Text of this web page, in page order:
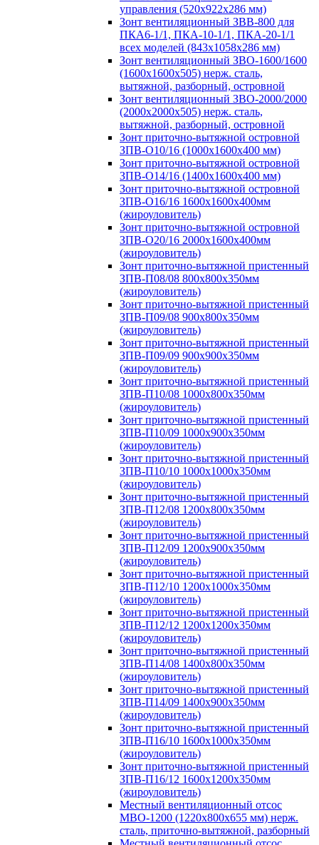
управления (520х922х286 мм)
Зонт вентиляционный ЗВВ-800 для
ПКА6-1/1, ПКА-10-1/1, ПКА-20-1/1
всех моделей (843х1058х286 мм)
Зонт вентиляционный ЗВО-1600/1600
(1600х1600х505) нерж. сталь,
вытяжной, разборный, островной
Зонт вентиляционный ЗВО-2000/2000
(2000х2000х505) нерж. сталь,
вытяжной, разборный, островной
Зонт приточно-вытяжной островной
ЗПВ-О10/16 (1000х1600х400 мм)
Зонт приточно-вытяжной островной
ЗПВ-О14/16 (1400х1600х400 мм)
Зонт приточно-вытяжной островной
ЗПВ-О16/16 1600х1600х400мм
(жироуловитель)
Зонт приточно-вытяжной островной
ЗПВ-О20/16 2000х1600х400мм
(жироуловитель)
Зонт приточно-вытяжной пристенный
ЗПВ-П08/08 800х800х350мм
(жироуловитель)
Зонт приточно-вытяжной пристенный
ЗПВ-П09/08 900х800х350мм
(жироуловитель)
Зонт приточно-вытяжной пристенный
ЗПВ-П09/09 900х900х350мм
(жироуловитель)
Зонт приточно-вытяжной пристенный
ЗПВ-П10/08 1000х800х350мм
(жироуловитель)
Зонт приточно-вытяжной пристенный
ЗПВ-П10/09 1000х900х350мм
(жироуловитель)
Зонт приточно-вытяжной пристенный
ЗПВ-П10/10 1000х1000х350мм
(жироуловитель)
Зонт приточно-вытяжной пристенный
ЗПВ-П12/08 1200х800х350мм
(жироуловитель)
Зонт приточно-вытяжной пристенный
ЗПВ-П12/09 1200х900х350мм
(жироуловитель)
Зонт приточно-вытяжной пристенный
ЗПВ-П12/10 1200х1000х350мм
(жироуловитель)
Зонт приточно-вытяжной пристенный
ЗПВ-П12/12 1200х1200х350мм
(жироуловитель)
Зонт приточно-вытяжной пристенный
ЗПВ-П14/08 1400х800х350мм
(жироуловитель)
Зонт приточно-вытяжной пристенный
ЗПВ-П14/09 1400х900х350мм
(жироуловитель)
Зонт приточно-вытяжной пристенный
ЗПВ-П16/10 1600х1000х350мм
(жироуловитель)
Зонт приточно-вытяжной пристенный
ЗПВ-П16/12 1600х1200х350мм
(жироуловитель)
Местный вентиляционный отсос
МВО-1200 (1220х800х655 мм) нерж.
сталь, приточно-вытяжной, разборный